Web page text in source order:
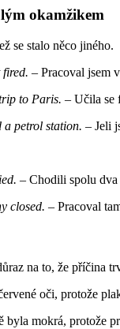
okamžikem
se stalo něco jiného.
– Pracoval jsem
to Paris. – Učila se
petrol station. – Jeli
– Chodili spolu dva
closed. – Pracoval
na to, že příčina
oči, protože
byla mokrá, protože